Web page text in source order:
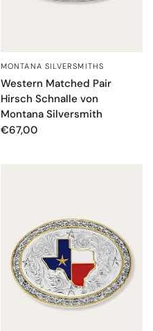
SCHNELLANSICHT
MONTANA SILVERSMITHS
Western Matched Pair
Hirsch Schnalle von
Montana Silversmith
€67,00